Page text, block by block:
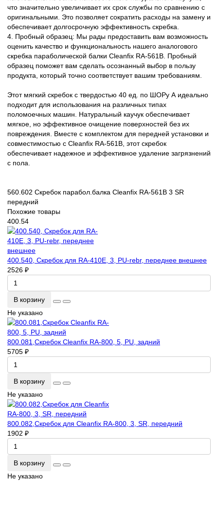
что значительно увеличивает их срок службы по сравнению с
оригинальными. Это позволяет сократить расходы на замену и
обеспечивает долгосрочную эффективность скребка.
4. Пробный образец: Мы рады предоставить вам возможность
оценить качество и функциональность нашего аналогового
скребка параболической балки Cleanfix RA-561В. Пробный
образец поможет вам сделать осознанный выбор в пользу
продукта, который точно соответствует вашим требованиям.
Этот мягкий скребок с твердостью 40 ед. по ШОРу А идеально
подходит для использования на различных типах
поломоечных машин. Натуральный каучук обеспечивает
мягкое, но эффективное очищение поверхностей без их
повреждения. Вместе с комплектом для передней установки и
совместимостью с Cleanfix RA-561В, этот скребок
обеспечивает надежное и эффективное удаление загрязнений
с пола.
560.602 Скребок парабол.балка Cleanfix RA-561В 3 SR
передний
Похожие товары
400.54
400.540, Скребок для RA-410Е, 3, PU-rebr, переднее внешнее
2526 ₽
В корзину
Не указано
800.081,Скребок Cleanfix RA-800, 5, PU, задний
5705 ₽
В корзину
Не указано
800.082,Скребок для Cleanfix RA-800, 3, SR, передний
1902 ₽
В корзину
Не указано